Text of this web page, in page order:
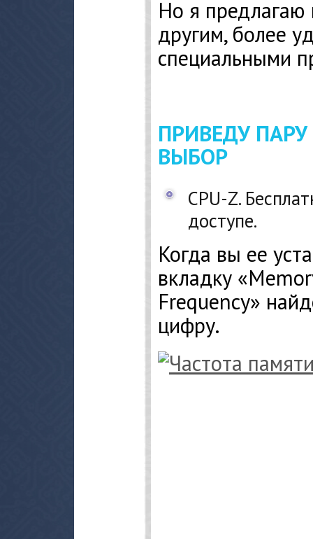
Но я предлагаю
другим, более
специальными
ПРИВЕДУ
ВЫБОР
CPU-Z.
доступе.
Когда вы ее
вкладку
Frequency»
цифру.